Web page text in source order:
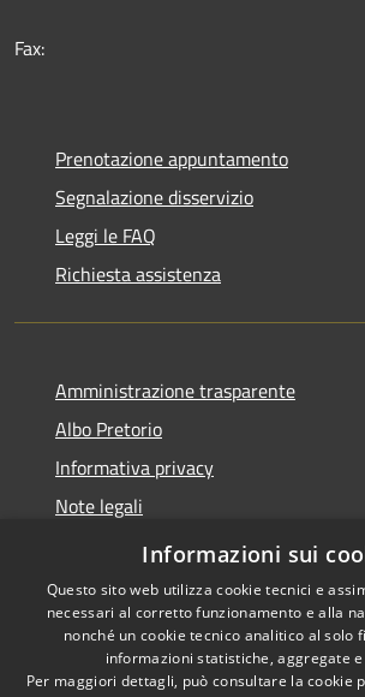
Fax:
Prenotazione appuntamento
Segnalazione disservizio
Leggi le FAQ
Richiesta assistenza
Amministrazione trasparente
Albo Pretorio
Informativa privacy
Note legali
Dichiarazione di accessibilità
Informazioni sui
Questo sito web utilizza cookie tecnici e
necessari al corretto funzionamento e alla
nonché un cookie tecnico analitico al solo
informazioni statistiche, aggregate
Per maggiori dettagli, può consultare la cookie